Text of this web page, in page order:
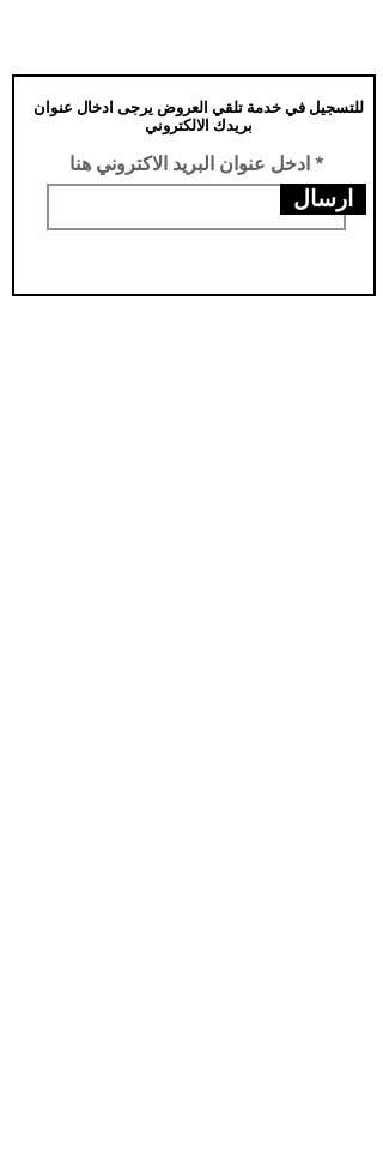
للتسجيل في خدمة تلقي العروض يرجى ادخال عنوان
بريدك الالكتروني
ادخل عنوان البريد الاكتروني هنا
ارسال